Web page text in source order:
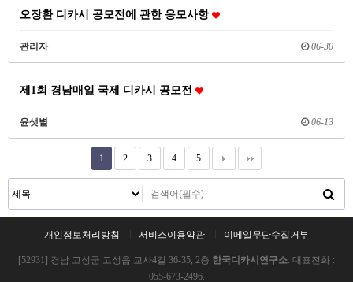
오장환 디카시 공모전에 관한 응모사항
관리자 06-30
제1회 경남매일 국제 디카시 공모전
윤샛별 06-13
1 2 3 4 5
개인정보처리방침 서비스이용약관 이메일무단수집거부
[52931] 경남 고성군 고성읍 교사4길 36-35, 2층 한국디카시연구소. 대표전화 :
055-673-2496.